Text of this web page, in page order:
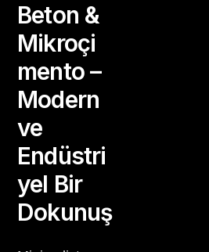
Beton &
Mikroçi
mento –
Modern
ve
Endüstri
yel Bir
Dokunuş